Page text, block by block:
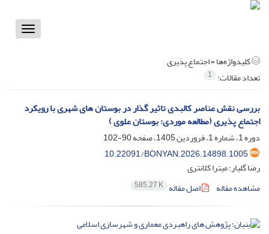
Toggle
کلیدواژه‌ها =اجتماع پذیری
تعداد مقالات: 1
بررسی نقش عناصر کالبدی تاثیر گذار در بوستان های شهری با رویکرد
اجتماع پذیری (مطالعه موردی: بوستان علوی )
دوره 1، شماره 1، فروردین 1405، صفحه
90-102
10.22091/BONYAN.2026.14898.1005
رضا گلیار؛ میترا کلانتری
مشاهده مقاله
اصل مقاله 585.27 K